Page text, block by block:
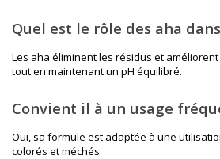
Quel est le rôle des aha
Les aha éliminent les résidus et
tout en maintenant un pH équilibré.
Convient il à un usage
Oui, sa formule est adaptée à une
colorés et méchés.